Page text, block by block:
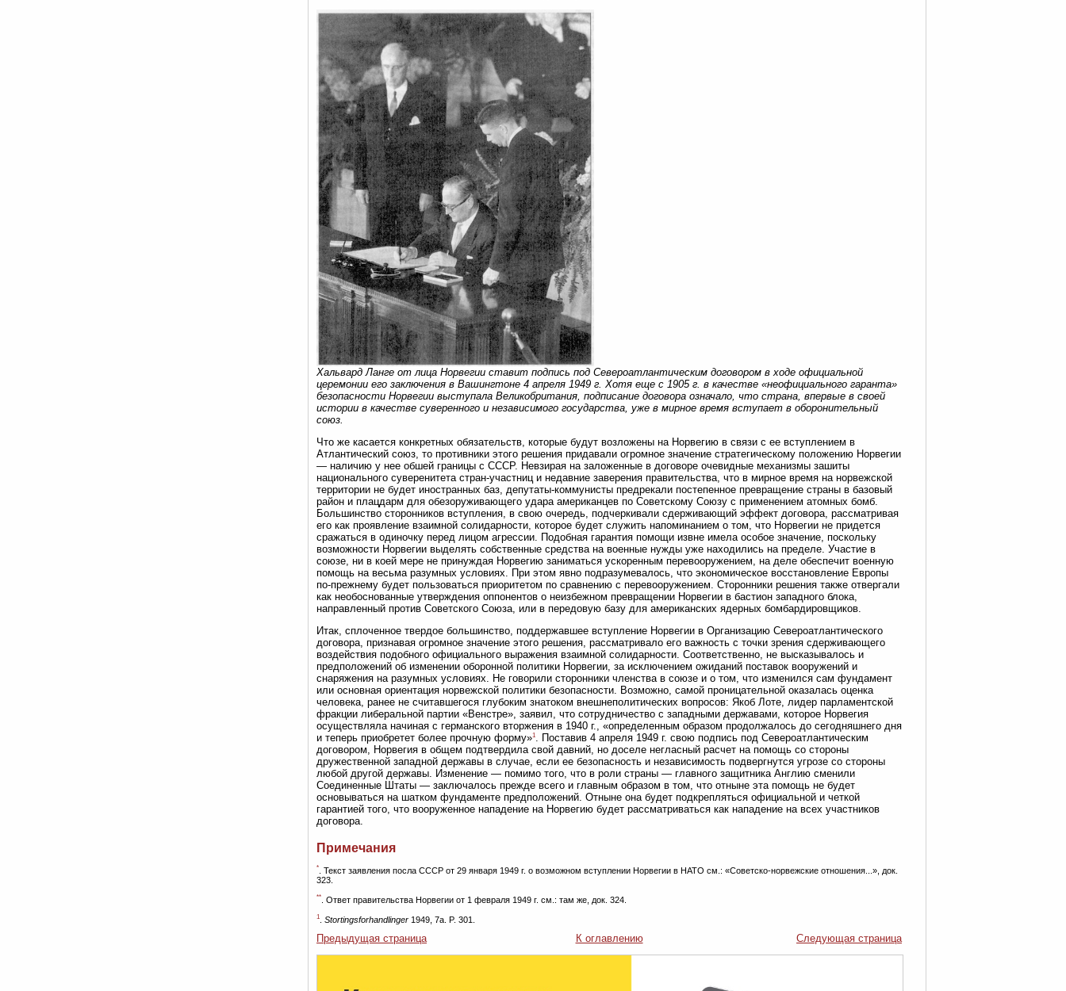
Хальвард Ланге от лица Норвегии ставит подпись под Североатлантическим договором в ходе официальной
церемонии его заключения в Вашингтоне 4 апреля 1949 г. Хотя еще с 1905 г. в качестве «неофициального гаранта»
безопасности Норвегии выступала Великобритания, подписание договора означало, что страна, впервые в своей
истории в качестве суверенного и независимого государства, уже в мирное время вступает в оборонительный
союз.
Что же касается конкретных обязательств, которые будут возложены на Норвегию в связи с ее вступлением в
Атлантический союз, то противники этого решения придавали огромное значение стратегическому положению Норвегии
— наличию у нее обшей границы с СССР. Невзирая на заложенные в договоре очевидные механизмы зашиты
национального суверенитета стран-участниц и недавние заверения правительства, что в мирное время на норвежской
территории не будет иностранных баз, депутаты-коммунисты предрекали постепенное превращение страны в базовый
район и плацдарм для обезоруживающего удара американцев по Советскому Союзу с применением атомных бомб.
Большинство сторонников вступления, в свою очередь, подчеркивали сдерживающий эффект договора, рассматривая
его как проявление взаимной солидарности, которое будет служить напоминанием о том, что Норвегии не придется
сражаться в одиночку перед лицом агрессии. Подобная гарантия помощи извне имела особое значение, поскольку
возможности Норвегии выделять собственные средства на военные нужды уже находились на пределе. Участие в
союзе, ни в коей мере не принуждая Норвегию заниматься ускоренным перевооружением, на деле обеспечит военную
помощь на весьма разумных условиях. При этом явно подразумевалось, что экономическое восстановление Европы
по-прежнему будет пользоваться приоритетом по сравнению с перевооружением. Сторонники решения также отвергали
как необоснованные утверждения оппонентов о неизбежном превращении Норвегии в бастион западного блока,
направленный против Советского Союза, или в передовую базу для американских ядерных бомбардировщиков.
Итак, сплоченное твердое большинство, поддержавшее вступление Норвегии в Организацию Североатлантического
договора, признавая огромное значение этого решения, рассматривало его важность с точки зрения сдерживающего
воздействия подобного официального выражения взаимной солидарности. Соответственно, не высказывалось и
предположений об изменении оборонной политики Норвегии, за исключением ожиданий поставок вооружений и
снаряжения на разумных условиях. Не говорили сторонники членства в союзе и о том, что изменился сам фундамент
или основная ориентация норвежской политики безопасности. Возможно, самой проницательной оказалась оценка
человека, ранее не считавшегося глубоким знатоком внешнеполитических вопросов: Якоб Лоте, лидер парламентской
фракции либеральной партии «Венстре», заявил, что сотрудничество с западными державами, которое Норвегия
осуществляла начиная с германского вторжения в 1940 г., «определенным образом продолжалось до сегодняшнего дня
и теперь приобретет более прочную форму»1. Поставив 4 апреля 1949 г. свою подпись под Североатлантическим
договором, Норвегия в общем подтвердила свой давний, но доселе негласный расчет на помощь со стороны
дружественной западной державы в случае, если ее безопасность и независимость подвергнутся угрозе со стороны
любой другой державы. Изменение — помимо того, что в роли страны — главного защитника Англию сменили
Соединенные Штаты — заключалось прежде всего и главным образом в том, что отныне эта помощь не будет
основываться на шатком фундаменте предположений. Отныне она будет подкрепляться официальной и четкой
гарантией того, что вооруженное нападение на Норвегию будет рассматриваться как нападение на всех участников
договора.
Примечания
*
. Текст заявления посла СССР от 29 января 1949 г. о возможном вступлении Норвегии в НАТО см.: «Советско-норвежские отношения...», док.
323.
** . Ответ правительства Норвегии от 1 февраля 1949 г. см.: там же, док. 324.
1 Stortingsforhandlinger 1949, 7a. P. 301.
Предыдущая страница К оглавлению Следующая страница